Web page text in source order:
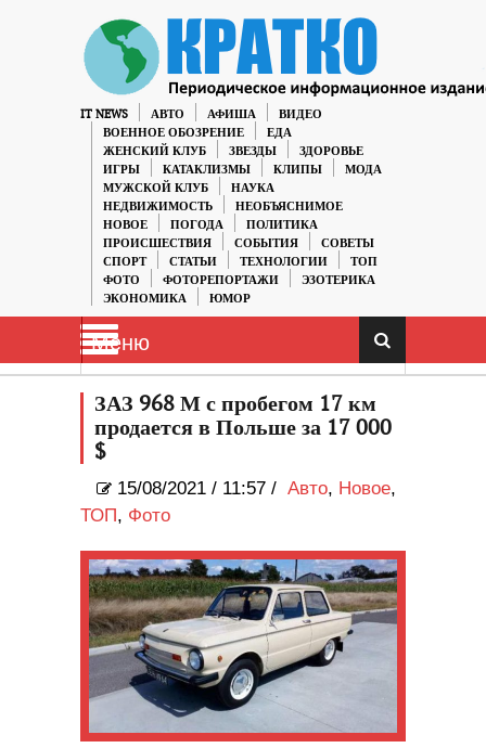
IT NEWS АВТО АФИША
ВИДЕО
ВОЕННОЕ ОБОЗРЕНИЕ
ЕДА
ЖЕНСКИЙ КЛУБ
ЗВЕЗДЫ
ЗДОРОВЬЕ
ИГРЫ
КАТАКЛИЗМЫ КЛИПЫ
МОДА
МУЖСКОЙ КЛУБ
НАУКА
НЕДВИЖИМОСТЬ
НЕОБЪЯСНИМОЕ
НОВОЕ
ПОГОДА
ПОЛИТИКА
ПРОИСШЕСТВИЯ
СОБЫТИЯ
СОВЕТЫ
СПОРТ
СТАТЬИ ТЕХНОЛОГИИ
ТОП
ФОТО
ФОТОРЕПОРТАЖИ
ЭЗОТЕРИКА
ЭКОНОМИКА
ЮМОР
Меню
ЗАЗ 968 М с пробегом 17 км
продается в Польше за 17 000
$
15/08/2021 / 11:57 / Авто, Новое,
ТОП, Фото